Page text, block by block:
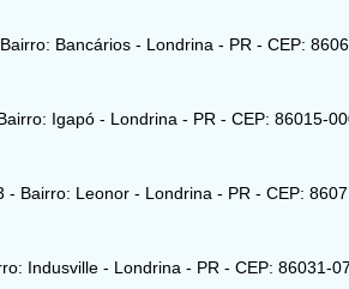
Bancários - Londrina - PR - CEP:
Igapó - Londrina - PR - CEP: 86015-
- Bairro: Leonor - Londrina - PR - CEP:
Indusville - Londrina - PR - CEP: 86031-